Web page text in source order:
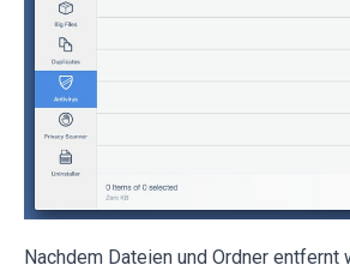
Nachdem Dateien und Ordner entfernt